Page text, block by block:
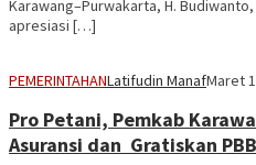
Karawang–Purwakarta, H.
apresiasi […]
PEMERINTAHANLatifudin ManafMaret
Pro Petani, Pemkab
Asuransi dan Gratiskan